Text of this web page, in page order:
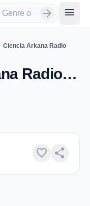
arrow_forward menu
Ciencia Arkana Radio
Ciencia Arkana Radio - Mexico City
favorite share